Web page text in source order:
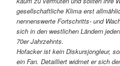
gesellschaftliche Klima erst
nennenswerte Fortschritts- und
sich in den westlichen Ländern
70er Jahrzehnts.
Hofacker ist kein Diskursjongleur,
ein Fan. Detailliert widmet er sich